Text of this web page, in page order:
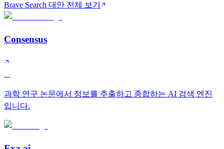
Brave Search 대안 전체 보기
Consensus
과학 연구 논문에서 정보를 추출하고 종합하는 AI 검색 엔진
입니다.